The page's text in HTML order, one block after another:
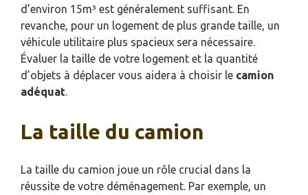
d’environ 15m³ est généralement suffisant. En
revanche, pour un logement de plus grande taille, un
véhicule utilitaire plus spacieux sera nécessaire.
Évaluer la taille de votre logement et la quantité
d’objets à déplacer vous aidera à choisir le camion
adéquat.
La taille du camion
La taille du camion joue un rôle crucial dans la
réussite de votre déménagement. Par exemple, un